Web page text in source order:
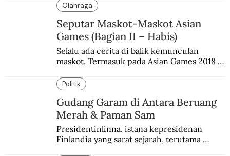
Olahraga
Seputar Maskot-Maskot Asian
Games (Bagian II – Habis)
Selalu ada cerita di balik kemunculan
maskot. Termasuk pada Asian Games 2018
Politik
Gudang Garam di Antara Beruang
Merah & Paman Sam
Presidentinlinna, istana kepresidenan
Finlandia yang sarat sejarah, terutama